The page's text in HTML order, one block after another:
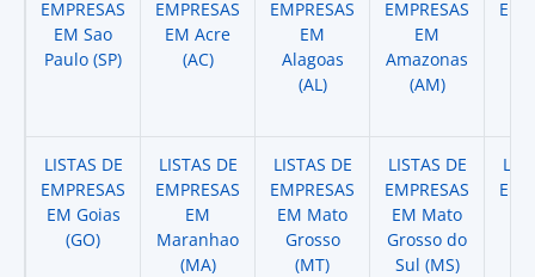
EMPRESAS
EM Sao
Paulo (SP)
EMPRESAS
EM Acre
(AC)
EMPRESAS
EM
Alagoas
(AL)
EMPRESAS
EM
Amazonas
(AM)
LISTAS DE
EMPRESAS
EM Goias
(GO)
LISTAS DE
EMPRESAS
EM
Maranhao
(MA)
LISTAS DE
EMPRESAS
EM Mato
Grosso
(MT)
LISTAS DE
EMPRESAS
EM Mato
Grosso do
Sul (MS)